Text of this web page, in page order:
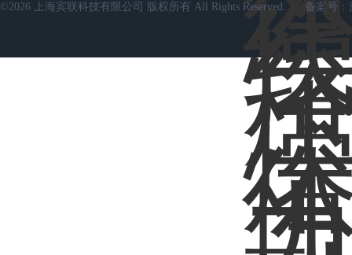
©2026 上海宾联科技有限公司 版权所有 All Rights Reserved. 备案号：